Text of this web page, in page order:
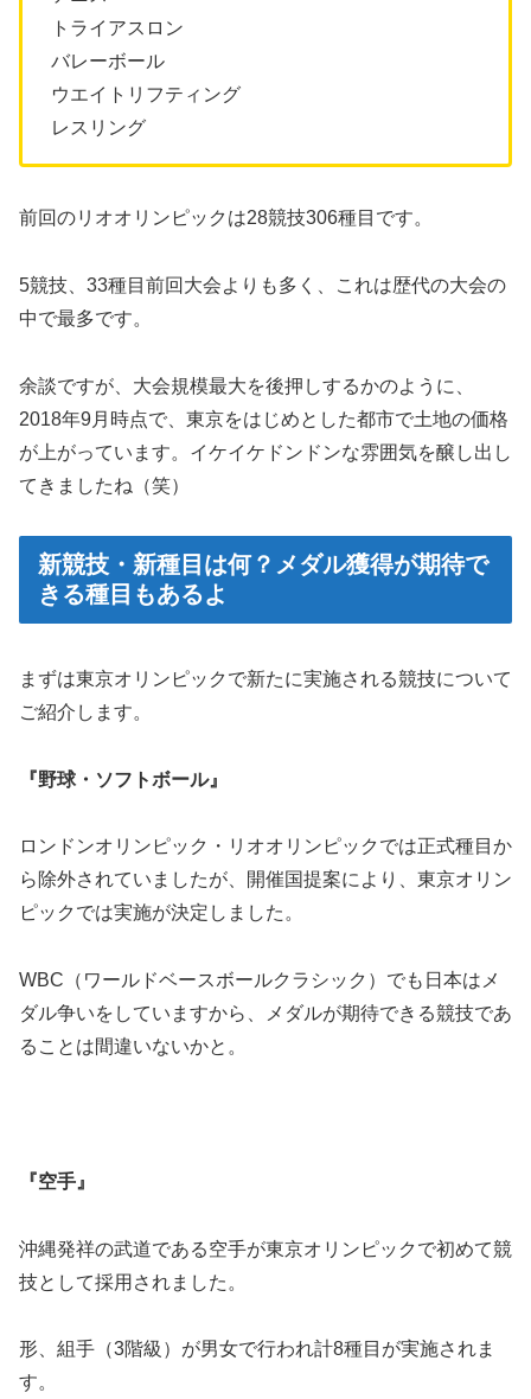
トライアスロン
バレーボール
ウエイトリフティング
レスリング
前回のリオオリンピックは28競技306種目です。
5競技、33種目前回大会よりも多く、これは歴代の大会の
中で最多です。
余談ですが、大会規模最大を後押しするかのように、
2018年9月時点で、東京をはじめとした都市で土地の価格
が上がっています。イケイケドンドンな雰囲気を醸し出し
てきましたね（笑）
新競技・新種目は何？メダル獲得が期待で
きる種目もあるよ
まずは東京オリンピックで新たに実施される競技について
ご紹介します。
『野球・ソフトボール』
ロンドンオリンピック・リオオリンピックでは正式種目か
ら除外されていましたが、開催国提案により、東京オリン
ピックでは実施が決定しました。
WBC（ワールドベースボールクラシック）でも日本はメ
ダル争いをしていますから、メダルが期待できる競技であ
ることは間違いないかと。
『空手』
沖縄発祥の武道である空手が東京オリンピックで初めて競
技として採用されました。
形、組手（3階級）が男女で行われ計8種目が実施されま
す。